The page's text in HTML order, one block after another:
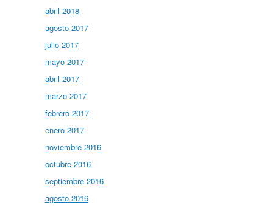
abril 2018
agosto 2017
julio 2017
mayo 2017
abril 2017
marzo 2017
febrero 2017
enero 2017
noviembre 2016
octubre 2016
septiembre 2016
agosto 2016